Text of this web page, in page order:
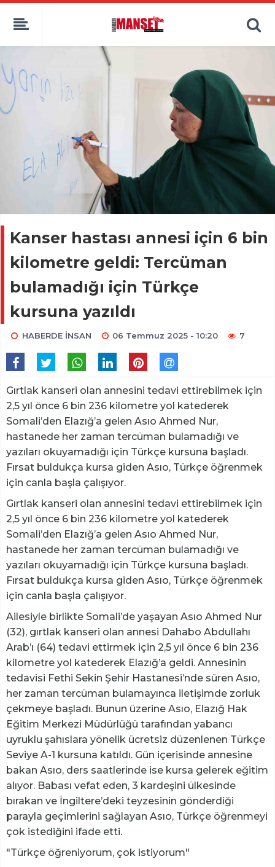
Kanser hastası annesi için 6 bin
kilometre geldi: Tercüman
bulamadığı için Türkçe
kursuna yazıldı
HABERDE İNSAN 06 Temmuz 2025 - 10:20 7
Gırtlak kanseri olan annesini tedavi ettirebilmek için
2,5 yıl önce 6 bin 236 kilometre yol katederek
Somali’den Elazığ’a gelen Asıo Ahmed Nur,
hastanede her zaman tercüman bulamadığı ve
yazıları okuyamadığı için Türkçe kursuna başladı.
Fırsat buldukça kursa giden Asıo, Türkçe öğrenmek
için canla başla çalışıyor.
Gırtlak kanseri olan annesini tedavi ettirebilmek için
2,5 yıl önce 6 bin 236 kilometre yol katederek
Somali’den Elazığ’a gelen Asıo Ahmed Nur,
hastanede her zaman tercüman bulamadığı ve
yazıları okuyamadığı için Türkçe kursuna başladı.
Fırsat buldukça kursa giden Asıo, Türkçe öğrenmek
için canla başla çalışıyor.
Ailesiyle birlikte Somali’de yaşayan Asıo Ahmed Nur
(32), gırtlak kanseri olan annesi Dahabo Abdullahı
Arab’ı (64) tedavi ettirmek için 2,5 yıl önce 6 bin 236
kilometre yol katederek Elazığ’a geldi. Annesinin
tedavisi Fethi Sekin Şehir Hastanesi’nde süren Asıo,
her zaman tercüman bulamayınca iletişimde zorluk
çekmeye başladı. Bunun üzerine Asıo, Elazığ Hak
Eğitim Merkezi Müdürlüğü tarafından yabancı
uyruklu şahıslara yönelik ücretsiz düzenlenen Türkçe
Seviye A-1 kursuna katıldı. Gün içerisinde annesine
bakan Asıo, ders saatlerinde ise kursa gelerek eğitim
alıyor. Babası vefat eden, 3 kardeşini ülkesinde
bırakan ve İngiltere’deki teyzesinin gönderdiği
parayla geçimlerini sağlayan Asıo, Türkçe öğrenmeyi
çok istediğini ifade etti.
"Türkçe öğreniyorum, çok istiyorum"